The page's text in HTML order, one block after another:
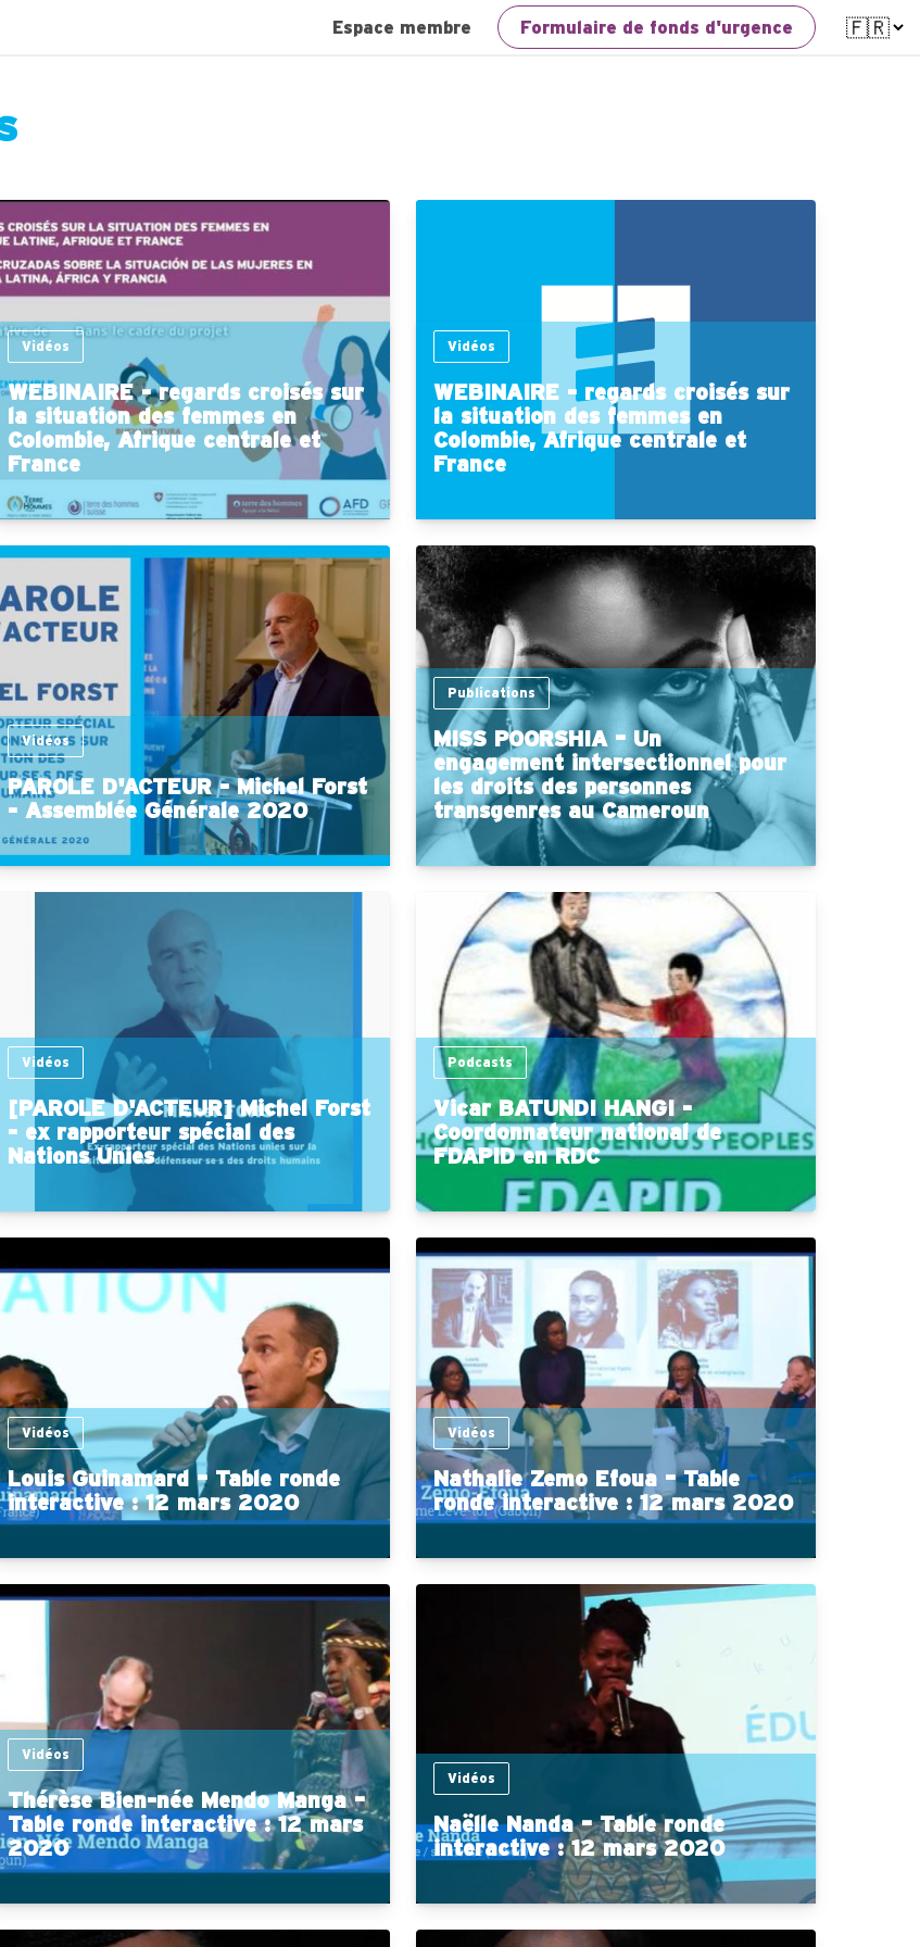
Espace membre Formulaire de fonds d'urgence
Vidéos
WEBINAIRE - regards croisés sur
la situation des femmes en
Colombie, Afrique centrale et
France
Vidéos
WEBINAIRE - regards croisés sur
la situation des femmes en
Colombie, Afrique centrale et
France
Vidéos
PAROLE D'ACTEUR - Michel Forst
- Assemblée Générale 2020
Publications
MISS POORSHIA – Un
engagement intersectionnel pour
les droits des personnes
transgenres au Cameroun
Vidéos
[PAROLE D'ACTEUR] Michel Forst
- ex rapporteur spécial des
Nations Unies
Podcasts
Vicar BATUNDI HANGI -
Coordonnateur national de
FDAPID en RDC
Vidéos
Louis Guinamard – Table ronde
interactive : 12 mars 2020
Vidéos
Nathalie Zemo Efoua – Table
ronde interactive : 12 mars 2020
Vidéos
Thérèse Bien-née Mendo Manga –
Table ronde interactive : 12 mars
2020
Vidéos
Naëlle Nanda – Table ronde
interactive : 12 mars 2020